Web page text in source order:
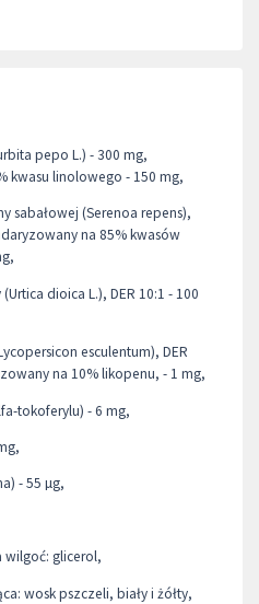
pepo L.) - 300 mg,
kwasu linolowego - 150 mg,
sabałowej (Serenoa repens),
na 85% kwasów
dioica L.), DER 10:1 - 100
esculentum), DER
na 10% likopenu, - 1 mg,
tokoferylu) - 6 mg,
- 55 µg,
wilgoć: glicerol,
wosk pszczeli, biały i żółty,